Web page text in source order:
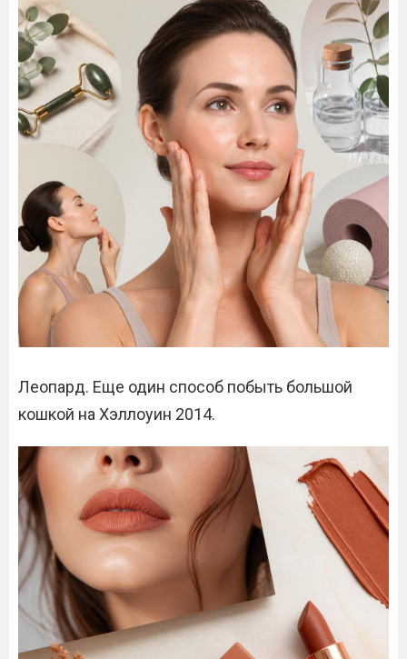
Леопард. Еще один способ побыть большой
кошкой на Хэллоуин 2014.